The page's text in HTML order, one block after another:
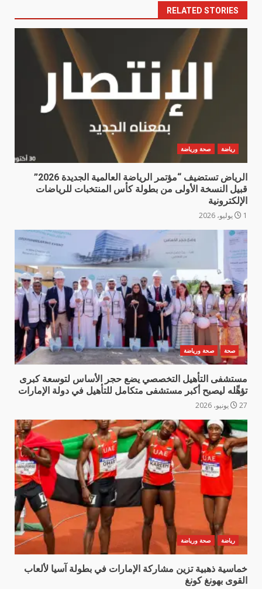
RELATED STORIES
رياضة صحة ورياضة
الرياض تستضيف “مؤتمر الرياضة العالمية الجديدة 2026”
قبيل النسخة الأولى من بطولة كأس المنتخبات للرياضات
الإلكترونية
1 يوليو، 2026
صحة صحة ورياضة
مستشفى التأهيل التخصصي يضع حجر الأساس لتوسعة كبرى
تؤهِّله ليصبح أكبر مستشفى متكامل للتأهيل في دولة الإمارات
27 يونيو، 2026
رياضة صحة ورياضة
خماسية ذهبية تزين مشاركة الإمارات في بطولة آسيا لألعاب
القوى بهونغ كونغ